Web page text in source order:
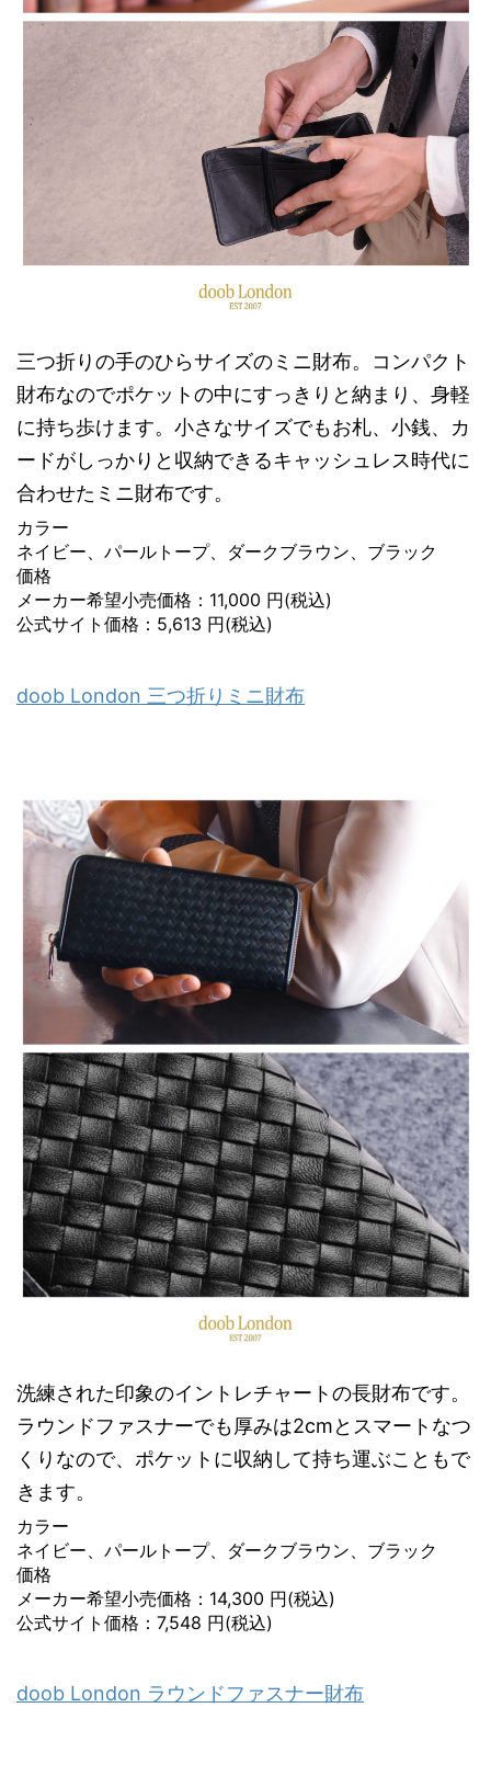
三つ折りの手のひらサイズのミニ財布。コンパクト
財布なのでポケットの中にすっきりと納まり、身軽
に持ち歩けます。小さなサイズでもお札、小銭、カ
ードがしっかりと収納できるキャッシュレス時代に
合わせたミニ財布です。
カラー
ネイビー、パールトープ、ダークブラウン、ブラック
価格
メーカー希望小売価格：11,000 円(税込)
公式サイト価格：5,613 円(税込)
doob London 三つ折りミニ財布
洗練された印象のイントレチャートの長財布です。
ラウンドファスナーでも厚みは2cmとスマートなつ
くりなので、ポケットに収納して持ち運ぶこともで
きます。
カラー
ネイビー、パールトープ、ダークブラウン、ブラック
価格
メーカー希望小売価格：14,300 円(税込)
公式サイト価格：7,548 円(税込)
doob London ラウンドファスナー財布